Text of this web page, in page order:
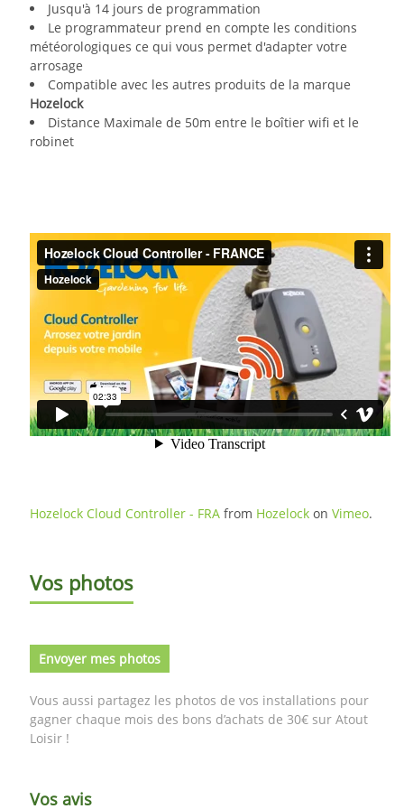
Jusqu'à 14 jours de programmation
Le programmateur prend en compte les conditions
météorologiques ce qui vous permet d'adapter votre
arrosage
Compatible avec les autres produits de la marque
Hozelock
Distance Maximale de 50m entre le boîtier wifi et le
robinet
Hozelock Cloud Controller - FRA from Hozelock on Vimeo.
Vos photos
Envoyer mes photos
Vous aussi partagez les photos de vos installations pour
gagner chaque mois des bons d’achats de 30€ sur Atout
Loisir !
Vos avis